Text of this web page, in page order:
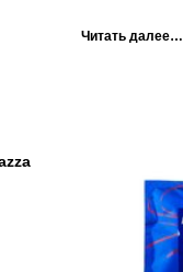
Читать далее…